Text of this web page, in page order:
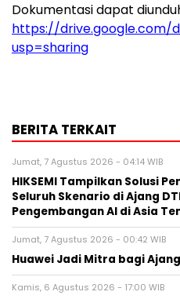
Dokumentasi dapat
https://drive.google.com/
usp=sharing
BERITA TERKAIT
Jumat, 7 Agustus 2026 - 04:14 WIB
HIKSEMI Tampilkan Solusi
Seluruh Skenario di Ajang
Pengembangan AI di Asia
Jumat, 7 Agustus 2026 - 00:42 WIB
Huawei Jadi Mitra bagi Ajang
Kamis, 6 Agustus 2026 - 17:00 WIB